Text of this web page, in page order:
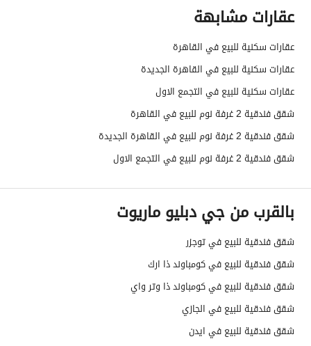
عقارات مشابهة
عقارات سكنية للبيع في القاهرة
عقارات سكنية للبيع في القاهرة الجديدة
عقارات سكنية للبيع في التجمع الاول
شقق فندقية 2 غرفة نوم للبيع في القاهرة
شقق فندقية 2 غرفة نوم للبيع في القاهرة الجديدة
شقق فندقية 2 غرفة نوم للبيع في التجمع الاول
بالقرب من جي دبليو ماريوت
شقق فندقية للبيع في توجزر
شقق فندقية للبيع في كومباوند ذا ارك
شقق فندقية للبيع في كومباوند ذا وتر واي
شقق فندقية للبيع في الجازي
شقق فندقية للبيع في ايدن